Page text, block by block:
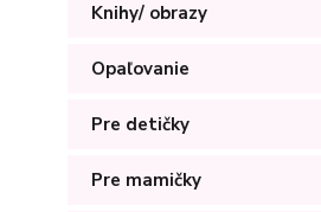
Knihy/ obrazy
Opaľovanie
Pre detičky
Pre mamičky